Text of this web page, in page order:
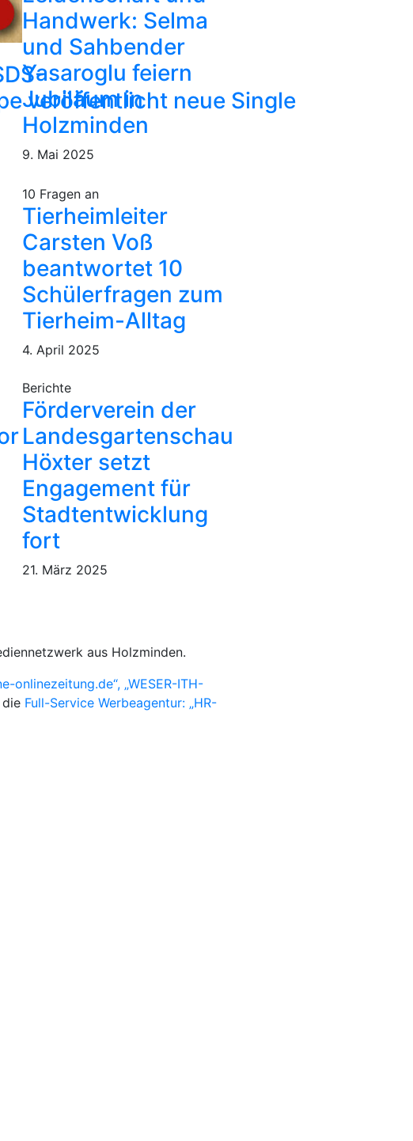
veröffentlicht neue Single
Handwerk: Selma
und Sahbender
Yasaroglu feiern
Jubiläum in
Holzminden
9. Mai 2025
10 Fragen an
Tierheimleiter
Carsten Voß
beantwortet 10
Schülerfragen zum
Tierheim-Alltag
4. April 2025
Berichte
Förderverein der
Landesgartenschau
Höxter setzt
Engagement für
Stadtentwicklung
fort
21. März 2025
aus Holzminden.
onlinezeitung.de“, „WESER-ITH-
Full-Service Werbeagentur: „HR-